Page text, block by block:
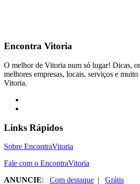
Encontra Vitoria
O melhor de Vitoria num só lugar! Dicas,
melhores empresas, locais, serviços e
Vitoria.
Links Rápidos
Sobre EncontraVitoria
Fale com o EncontraVitoria
ANUNCIE: Com destaque Grátis